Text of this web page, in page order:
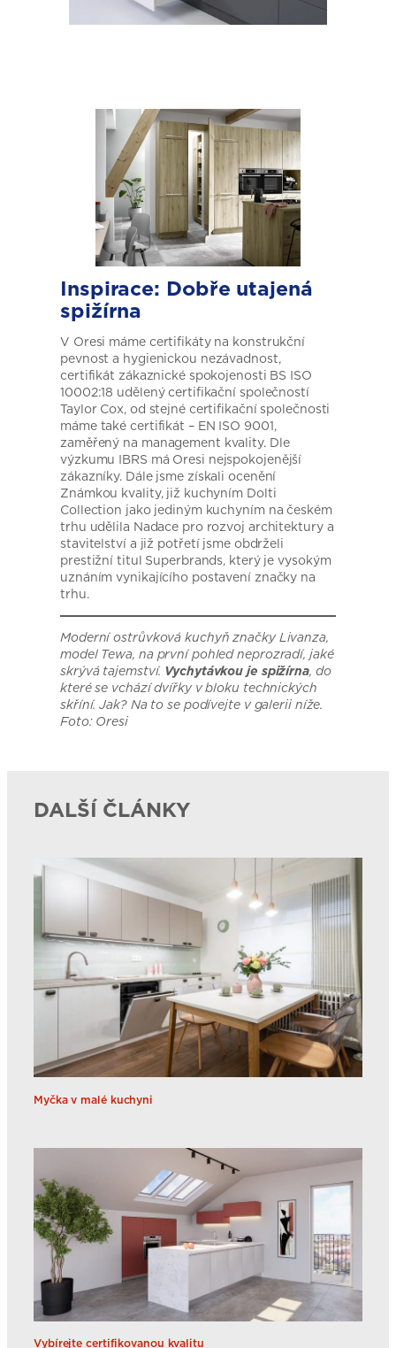
Inspirace: Dobře utajená
spižírna
V Oresi máme certifikáty na konstrukční
pevnost a hygienickou nezávadnost,
certifikát zákaznické spokojenosti BS ISO
10002:18 udělený certifikační společností
Taylor Cox, od stejné certifikační společnosti
máme také certifikát – EN ISO 9001,
zaměřený na management kvality. Dle
výzkumu IBRS má Oresi nejspokojenější
zákazníky. Dále jsme získali ocenění
Známkou kvality, již kuchyním Dolti
Collection jako jediným kuchyním na českém
trhu udělila Nadace pro rozvoj architektury a
stavitelství a již potřetí jsme obdrželi
prestižní titul Superbrands, který je vysokým
uznáním vynikajícího postavení značky na
trhu.
Moderní ostrůvková kuchyň značky Livanza,
model Tewa, na první pohled neprozradí, jaké
skrývá tajemství. Vychytávkou je spižírna, do
které se vchází dvířky v bloku technických
skříní. Jak? Na to se podívejte v galerii níže.
Foto: Oresi
DALŠÍ ČLÁNKY
Myčka v malé kuchyni
Vybírejte certifikovanou kvalitu